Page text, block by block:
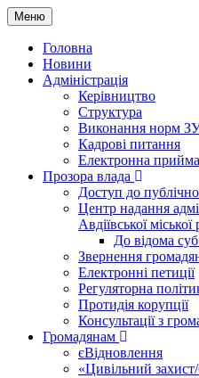
Меню
Головна
Новини
Адміністрація
Керівництво
Структура
Виконання норм
Кадрові питання
Електронна
Прозора влада
Доступ до
Центр надання
Авдіївської міської
До відома
Звернення
Електронні петиції
Регуляторна
Протидія корупції
Консультації з
Громадянам
єВідновлення
«Цивільний захист/